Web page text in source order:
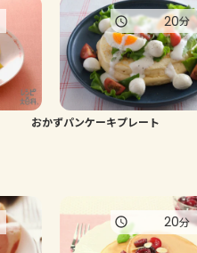
おかずパンケーキプレート
20分
20分